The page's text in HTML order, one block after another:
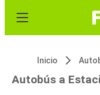
Inicio
Autobús a